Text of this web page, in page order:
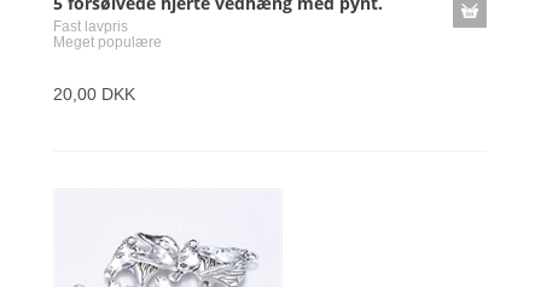
Fast lavpris
Meget populære
20,00 DKK